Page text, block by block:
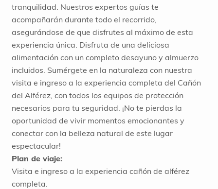
tranquilidad. Nuestros expertos guías te
acompañarán durante todo el recorrido,
asegurándose de que disfrutes al máximo de esta
experiencia única. Disfruta de una deliciosa
alimentación con un completo desayuno y almuerzo
incluidos. Sumérgete en la naturaleza con nuestra
visita e ingreso a la experiencia completa del Cañón
del Alférez, con todos los equipos de protección
necesarios para tu seguridad. ¡No te pierdas la
oportunidad de vivir momentos emocionantes y
conectar con la belleza natural de este lugar
espectacular!
Plan de viaje:
Visita e ingreso a la experiencia cañón de alférez
completa.